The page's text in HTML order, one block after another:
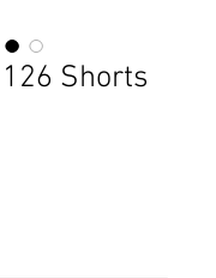
Shorts